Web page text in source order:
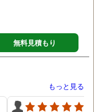
無料見積もり
もっと見る